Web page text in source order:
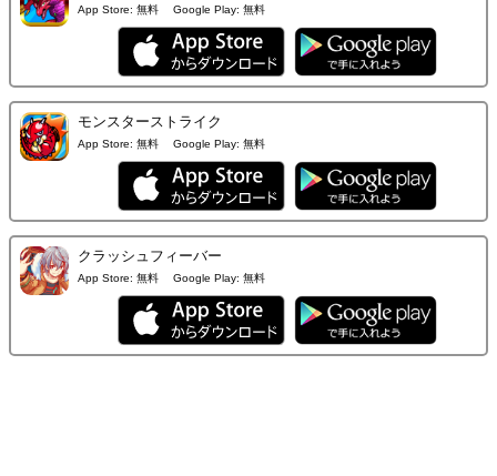
App Store: 無料 Google Play: 無料
モンスターストライク
App Store: 無料 Google Play: 無料
クラッシュフィーバー
App Store: 無料 Google Play: 無料